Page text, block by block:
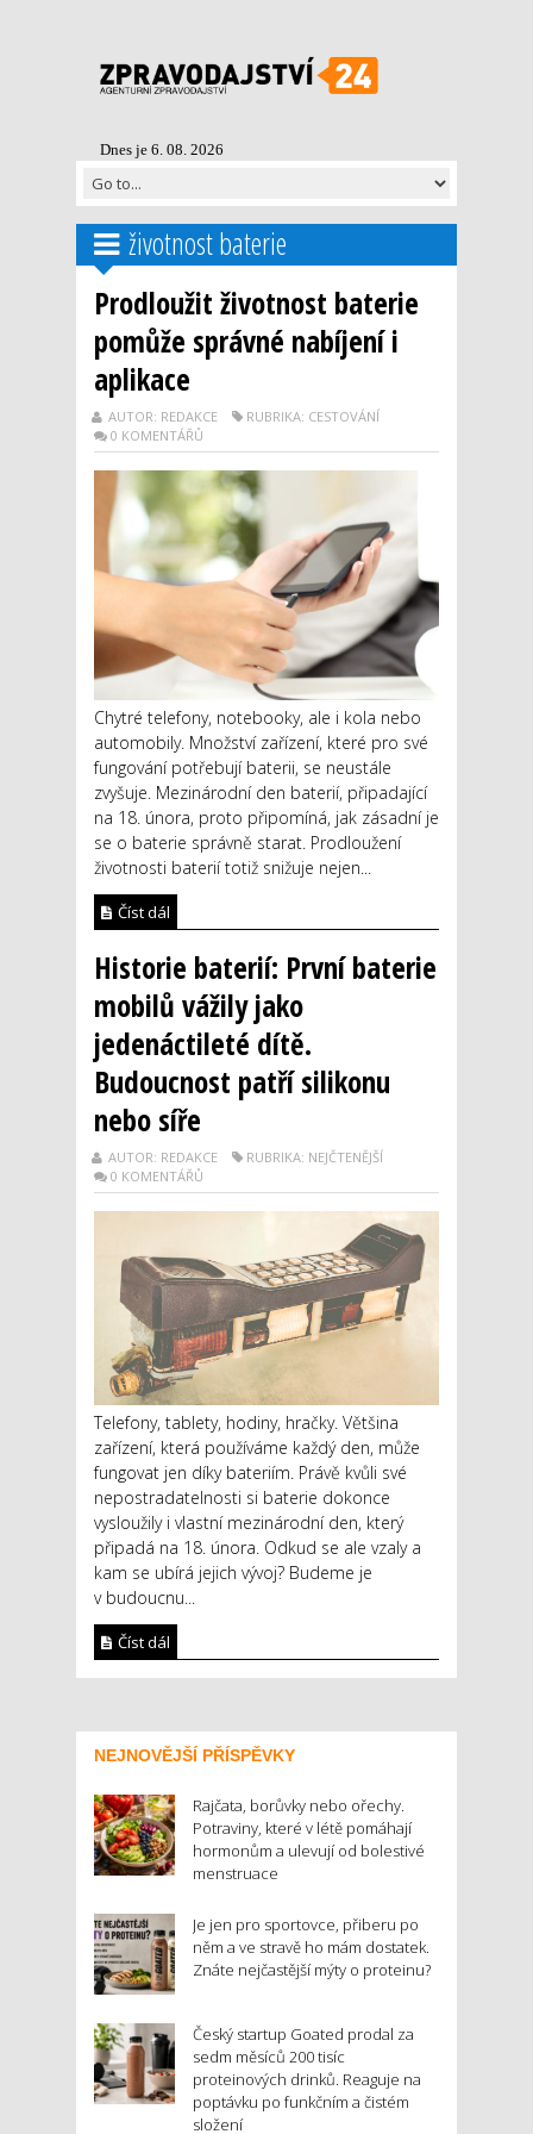
Dnes je 6. 08. 2026
životnost baterie
Prodloužit životnost baterie
pomůže správné nabíjení i
aplikace
AUTOR: REDAKCE
RUBRIKA: CESTOVÁNÍ
0 KOMENTÁŘŮ
Chytré telefony, notebooky, ale i kola nebo
automobily. Množství zařízení, které pro své
fungování potřebují baterii, se neustále
zvyšuje. Mezinárodní den baterií, připadající
na 18. února, proto připomíná, jak zásadní je
se o baterie správně starat. Prodloužení
životnosti baterií totiž snižuje nejen...
Číst dál
Historie baterií: První baterie
mobilů vážily jako
jedenáctileté dítě.
Budoucnost patří silikonu
nebo síře
AUTOR: REDAKCE
RUBRIKA: NEJČTENĚJŠÍ
0 KOMENTÁŘŮ
Telefony, tablety, hodiny, hračky. Většina
zařízení, která používáme každý den, může
fungovat jen díky bateriím. Právě kvůli své
nepostradatelnosti si baterie dokonce
vysloužily i vlastní mezinárodní den, který
připadá na 18. února. Odkud se ale vzaly a
kam se ubírá jejich vývoj? Budeme je
v budoucnu...
Číst dál
NEJNOVĚJŠÍ PŘÍSPĚVKY
Rajčata, borůvky nebo ořechy.
Potraviny, které v létě pomáhají
hormonům a ulevují od bolestivé
menstruace
Je jen pro sportovce, přiberu po
něm a ve stravě ho mám dostatek.
Znáte nejčastější mýty o proteinu?
Český startup Goated prodal za
sedm měsíců 200 tisíc
proteinových drinků. Reaguje na
poptávku po funkčním a čistém
složení